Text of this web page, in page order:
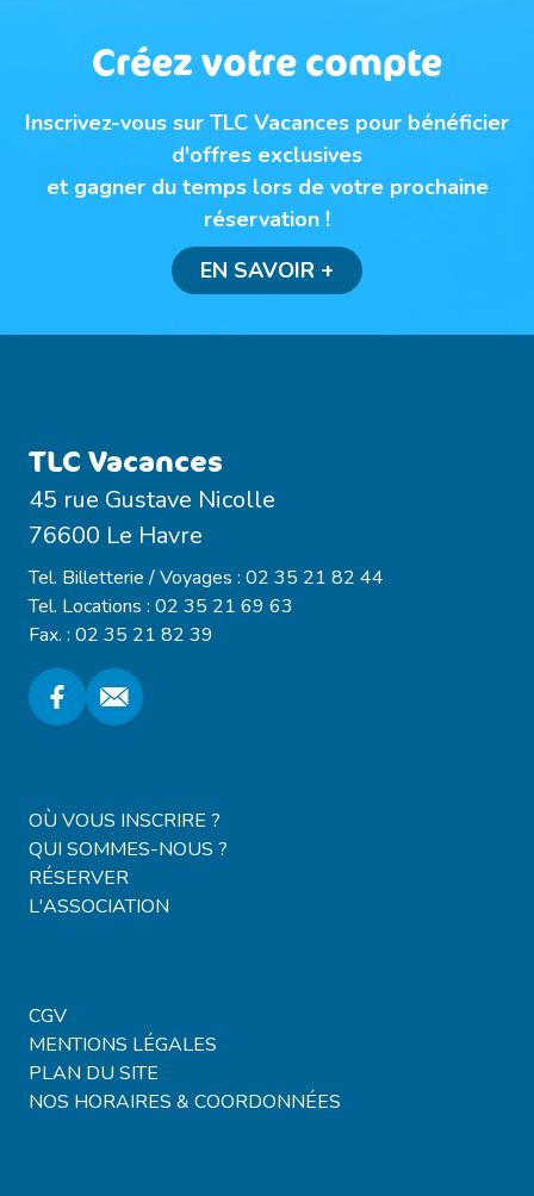
Créez votre compte
Inscrivez-vous sur TLC Vacances pour bénéficier
d'offres exclusives
et gagner du temps lors de votre prochaine
réservation !
EN SAVOIR +
TLC Vacances
45 rue Gustave Nicolle
76600 Le Havre
Tel. Billetterie / Voyages : 02 35 21 82 44
Tel. Locations : 02 35 21 69 63
Fax. : 02 35 21 82 39
OÙ VOUS INSCRIRE ?
QUI SOMMES-NOUS ?
RÉSERVER
L'ASSOCIATION
CGV
MENTIONS LÉGALES
PLAN DU SITE
NOS HORAIRES & COORDONNÉES